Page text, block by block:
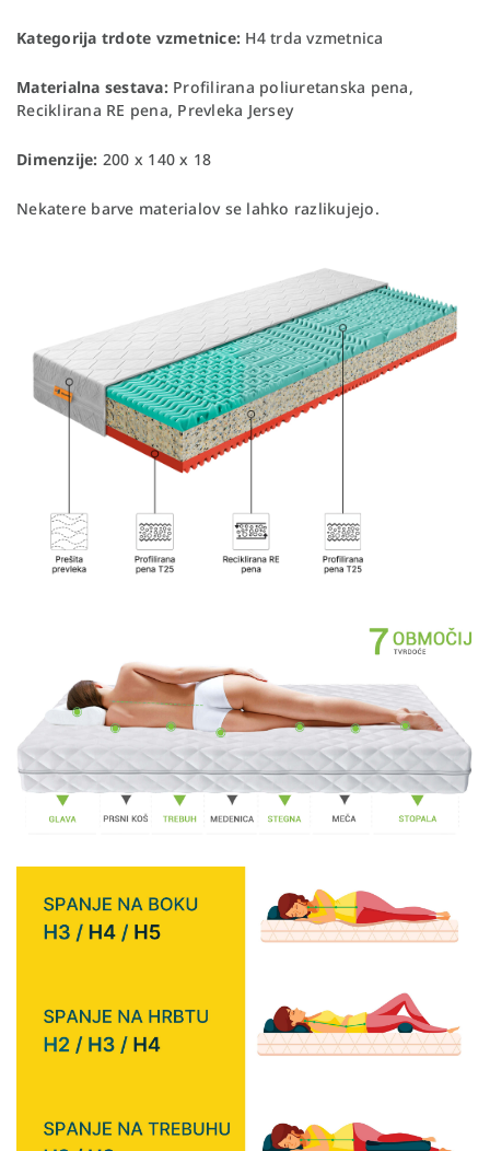
Kategorija trdote vzmetnice: H4 trda vzmetnica
Materialna sestava: Profilirana poliuretanska pena,
Reciklirana RE pena, Prevleka Jersey
Dimenzije: 200 x 140 x 18
Nekatere barve materialov se lahko razlikujejo.